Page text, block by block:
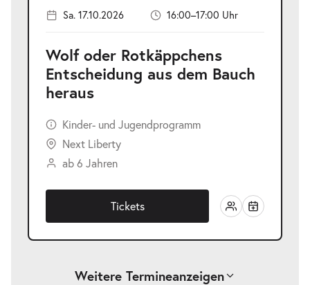
Sa. 17.10.2026 16:00–17:00 Uhr
Wolf oder Rotkäppchens
Entscheidung aus dem Bauch
heraus
Kinder- und Jugendprogramm
Next Liberty
ab 6 Jahren
Tickets
Weitere Termineanzeigen